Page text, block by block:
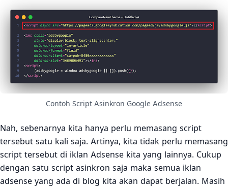
Contoh Script Asinkron Google Adsense
Nah, sebenarnya kita hanya perlu memasang script
tersebut satu kali saja. Artinya, kita tidak perlu memasang
script tersebut di iklan Adsense kita yang lainnya. Cukup
dengan satu script asinkron saja maka semua iklan
adsense yang ada di blog kita akan dapat berjalan. Masih